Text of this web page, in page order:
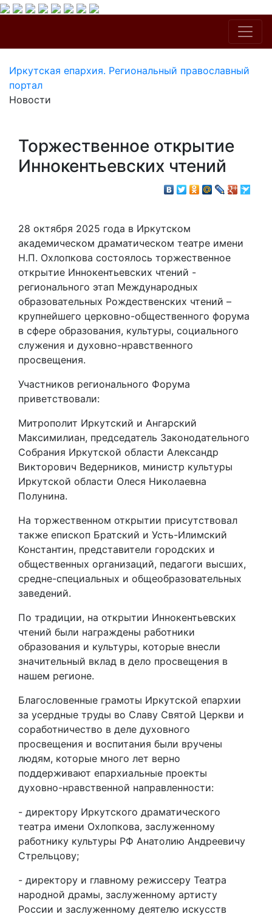
Иркутская епархия. Региональный православный
портал
Новости
Торжественное открытие
Иннокентьевских чтений
28 октября 2025 года в Иркутском
академическом драматическом театре имени
Н.П. Охлопкова состоялось торжественное
открытие Иннокентьевских чтений -
регионального этап Международных
образовательных Рождественских чтений –
крупнейшего церковно-общественного форума
в сфере образования, культуры, социального
служения и духовно-нравственного
просвещения.
Участников регионального Форума
приветствовали:
Митрополит Иркутский и Ангарский
Максимилиан, председатель Законодательного
Собрания Иркутской области Александр
Викторович Ведерников, министр культуры
Иркутской области Олеся Николаевна
Полунина.
На торжественном открытии присутствовал
также епископ Братский и Усть-Илимский
Константин, представители городских и
общественных организаций, педагоги высших,
средне-специальных и общеобразовательных
заведений.
По традиции, на открытии Иннокентьевских
чтений были награждены работники
образования и культуры, которые внесли
значительный вклад в дело просвещения в
нашем регионе.
Благословенные грамоты Иркутской епархии
за усердные труды во Славу Святой Церкви и
соработничество в деле духовного
просвещения и воспитания были вручены
людям, которые много лет верно
поддерживают епархиальные проекты
духовно-нравственной направленности:
- директору Иркутского драматического
театра имени Охлопкова, заслуженному
работнику культуры РФ Анатолию Андреевичу
Стрельцову;
- директору и главному режиссеру Театра
народной драмы, заслуженному артисту
России и заслуженному деятелю искусств